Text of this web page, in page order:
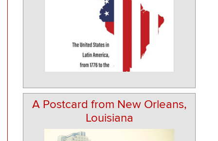
A Postcard from New Orleans,
Louisiana